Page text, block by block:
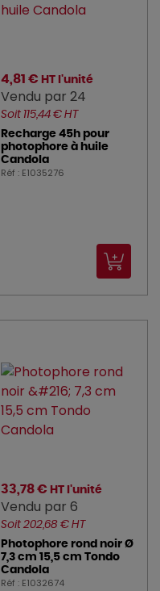
4,81 € HT l'unité
Vendu par 24
Soit 115,44 € HT
Recharge 45h pour
photophore à huile
Candola
Réf : E1035276
33,78 € HT l'unité
Vendu par 6
Soit 202,68 € HT
Photophore rond noir Ø
7,3 cm 15,5 cm Tondo
Candola
Réf : E1032674